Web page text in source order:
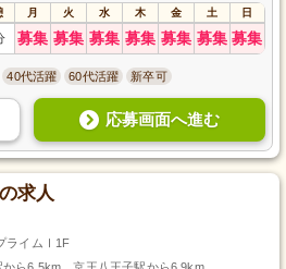
月 火 水 木 金 土 日
募集 募集 募集 募集 募集 募集 募集
40代活躍 60代活躍 新卒可
応募画面へ進む
求人
ライムⅠ1F